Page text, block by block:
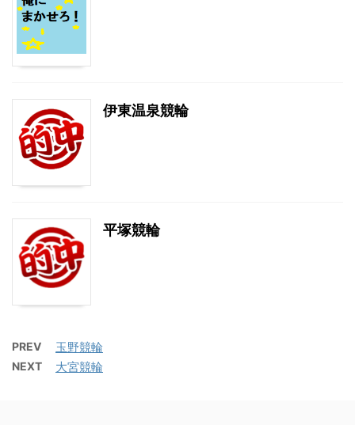
伊東温泉競輪
平塚競輪
PREV 玉野競輪
NEXT 大宮競輪